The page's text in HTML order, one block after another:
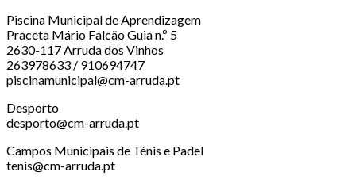
Piscina Municipal de Aprendizagem
Praceta Mário Falcão Guia n.º 5
2630-117 Arruda dos Vinhos
263978633 / 910694747
piscinamunicipal@cm-arruda.pt
Desporto
desporto@cm-arruda.pt
Campos Municipais de Ténis e Padel
tenis@cm-arruda.pt